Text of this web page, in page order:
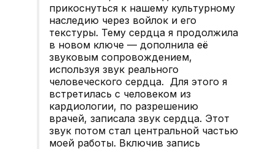
прикоснуться к нашему культурному
наследию через войлок и его
текстуры. Тему сердца я продолжила
в новом ключе — дополнила её
звуковым сопровождением,
используя звук реального
человеческого сердца. Для этого я
встретилась с человеком из
кардиологии, по разрешению
врачей, записала звук сердца. Этот
звук потом стал центральной частью
моей работы. Включив запись